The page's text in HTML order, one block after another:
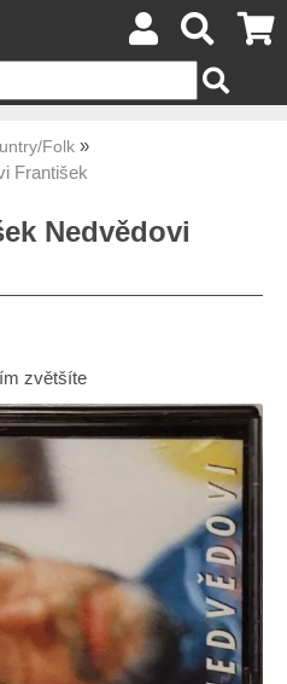
Folk
František
Nedvědovi
zvětšíte